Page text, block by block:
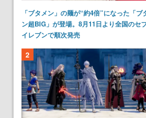
「ブタメン」の麺が“約4倍”になった「ブ
ン超BIG」が登場。8月11日より全国のセ
イレブンで順次発売
2